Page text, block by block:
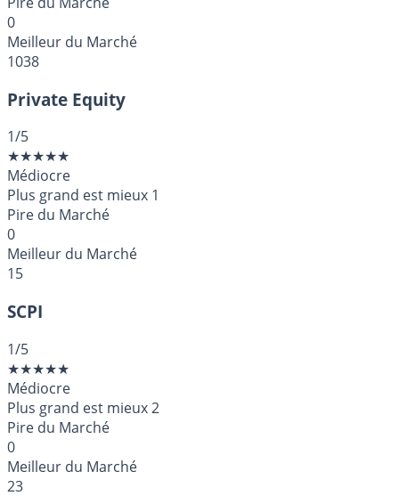
0
Meilleur du Marché
1038
Private Equity
1/5
★★★★★
Médiocre
Plus grand est mieux 1
Pire du Marché
0
Meilleur du Marché
15
SCPI
1/5
★★★★★
Médiocre
Plus grand est mieux2
Pire du Marché
0
Meilleur du Marché
23